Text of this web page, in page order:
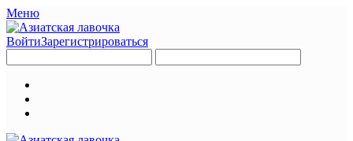
Меню
ВойтиЗарегистрироваться